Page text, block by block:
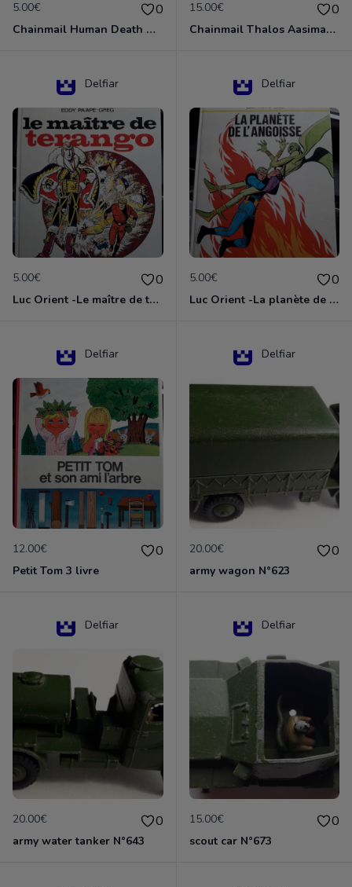
5.00€ 0
Chainmail Human Death Cleric
15.00€ 0
Chainmail Thalos Aasimar Cleric
Delfiar
5.00€ 0
Luc Orient -Le maître de terango
Delfiar
5.00€ 0
Luc Orient -La planète de l'angoisse
Delfiar
12.00€ 0
Petit Tom 3 livre
Delfiar
20.00€ 0
army wagon N°623
Delfiar
20.00€ 0
army water tanker N°643
Delfiar
15.00€ 0
scout car N°673